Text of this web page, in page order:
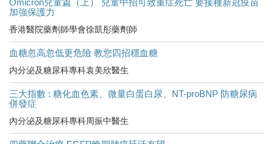
加強保護力
香港醫院藥劑師學會徐凱彤藥劑師
血糖忽高忽低更危險 教您四招穩血糖
内分泌及糖尿科專科袁美欣醫生
三大指數 : 糖化血色素、微量白蛋白尿、NT-proBNP 防糖尿病
併發症
內分泌及糖尿科專科周振中醫生